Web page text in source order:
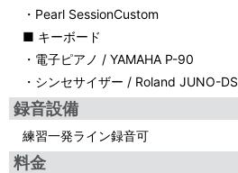
・Pearl SessionCustom
■ キーボード
・電子ピアノ / YAMAHA P-90
・シンセサイザー / Roland JUNO-DS
録音設備
練習一発ライン録音可
料金